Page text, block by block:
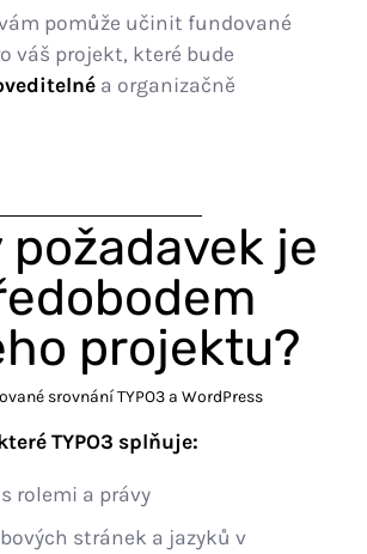
pomůže učinit fundované
váš projekt, které bude
a organizačně
požadavek je
projektu?
srovnání TYPO3 a WordPress
TYPO3 splňuje:
rolemi a právy
stránek a jazyků v